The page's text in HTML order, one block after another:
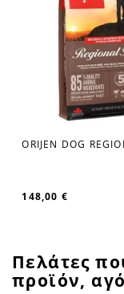
favorite_border
ORIJEN DOG
148,00 €
Πελάτες
προϊόν,